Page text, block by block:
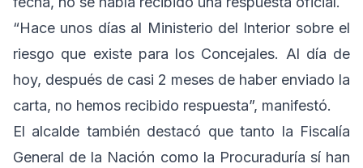
“Hace unos días al Ministerio del Interior sobre el
riesgo que existe para los Concejales. Al día de
hoy, después de casi 2 meses de haber enviado la
carta, no hemos recibido respuesta”, manifestó.
El alcalde también destacó que tanto la Fiscalía
General de la Nación como la Procuraduría sí han